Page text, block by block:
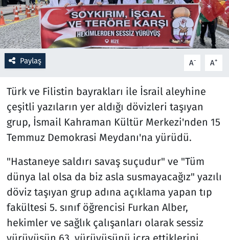
Paylaş A- A+
Türk ve Filistin bayrakları ile İsrail aleyhine
çeşitli yazıların yer aldığı dövizleri taşıyan
grup, İsmail Kahraman Kültür Merkezi'nden 15
Temmuz Demokrasi Meydanı'na yürüdü.
"Hastaneye saldırı savaş suçudur" ve "Tüm
dünya lal olsa da biz asla susmayacağız" yazılı
döviz taşıyan grup adına açıklama yapan tıp
fakültesi 5. sınıf öğrencisi Furkan Alber,
hekimler ve sağlık çalışanları olarak sessiz
Sağlık
Savunma Sanayi
Seçim 2023
Spor
Teknoloji ve Bilim
Televizyon